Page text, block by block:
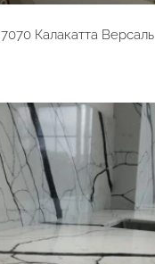
7070 Калакатта Версаль